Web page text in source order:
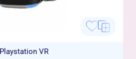
Playstation VR